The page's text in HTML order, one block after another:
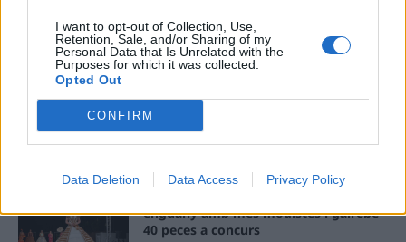
I want to opt-out of Collection, Use,
Retention, Sale, and/or Sharing of my
Personal Data that Is Unrelated with the
Purposes for which it was collected.
Opted Out
CONFIRM
Data Deletion Data Access Privacy Policy
temperatures
7 d'agost de 2026
i culmina un projecte estratègic que
vincula patrimoni, turisme i
gastronomia
enguany amb més modistes i gairebé
40 peces a concurs